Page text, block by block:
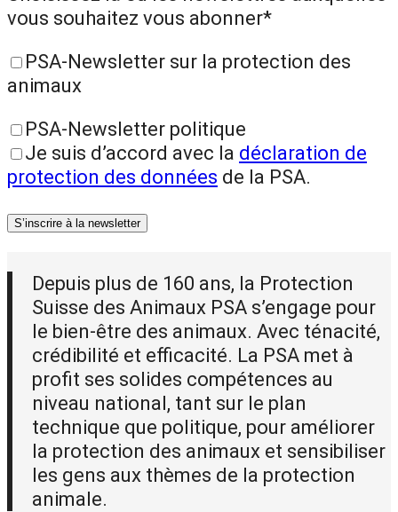
vous souhaitez vous abonner*
PSA-Newsletter sur la protection des
animaux
PSA-Newsletter politique
Je suis d’accord avec la déclaration de
protection des données de la PSA.
S’inscrire à la newsletter
Depuis plus de 160 ans, la Protection
Suisse des Animaux PSA s’engage pour
le bien-être des animaux. Avec ténacité,
crédibilité et efficacité. La PSA met à
profit ses solides compétences au
niveau national, tant sur le plan
technique que politique, pour améliorer
la protection des animaux et sensibiliser
les gens aux thèmes de la protection
animale.